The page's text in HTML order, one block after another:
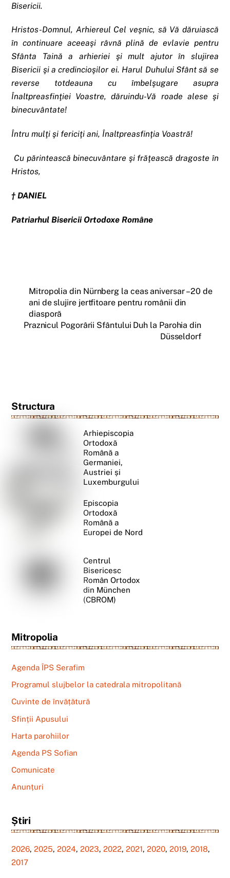
Bisericii.
Hristos-Domnul, Arhiereul Cel veşnic, să Vă dăruiască
în continuare aceeaşi râvnă plină de evlavie pentru
Sfânta Taină a arhieriei şi mult ajutor în slujirea
Bisericii şi a credincioşilor ei. Harul Duhului Sfânt să se
reverse totdeauna cu îmbelşugare asupra
Înaltpreasfinţiei Voastre, dăruindu-Vă roade alese şi
binecuvântate!
Întru mulţi şi fericiţi ani, Înaltpreasfinţia Voastră!
Cu părintească binecuvântare şi frăţească dragoste în
Hristos,
† DANIEL
Patriarhul Bisericii Ortodoxe Române
Mitropolia din Nürnberg la ceas aniversar – 20 de
ani de slujire jertfitoare pentru românii din
diasporă
Praznicul Pogorârii Sfântului Duh la Parohia din
Düsseldorf
Structura
Arhiepiscopia
Ortodoxă
Română a
Germaniei,
Austriei și
Luxemburgului
Episcopia
Ortodoxă
Română a
Europei de Nord
Centrul
Bisericesc
Român Ortodox
din München
(CBROM)
Mitropolia
Agenda ÎPS Serafim
Programul slujbelor la catedrala mitropolitană
Cuvinte de învățătură
Sfinții Apusului
Harta parohiilor
Agenda PS Sofian
Comunicate
Anunțuri
Știri
2026,2025,2024,2023,2022,2021,2020,2019,2018,
2017